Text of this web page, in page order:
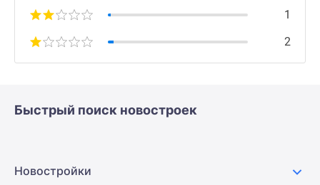
1
2
Быстрый поиск новостроек
Новостройки